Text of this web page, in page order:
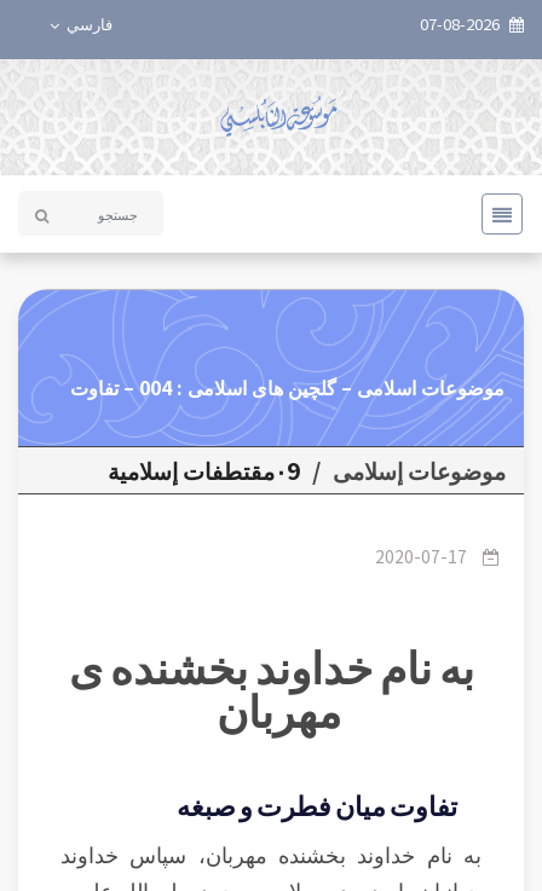
فارسي
موضوعات اسلامی – گلچین های اسلامی : 004 – تفاوت
میان فطرت وصبغه
موضوعات إسلامی / ٠9مقتطفات إسلامية
2020-07-17
به نام خداوند بخشنده ی
مهربان
تفاوت میان فطرت و صبغه
به نام خداوند بخشنده مهربان، سپاس خداوند